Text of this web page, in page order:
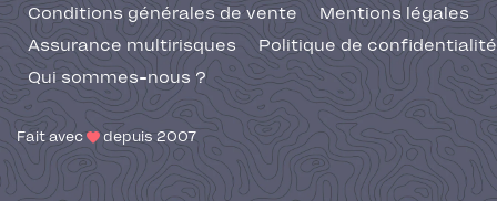
Conditions générales de vente
Mentions légales
Assurance multirisques
Politique de confidentialité
Qui sommes-nous ?
Fait avec depuis 2007